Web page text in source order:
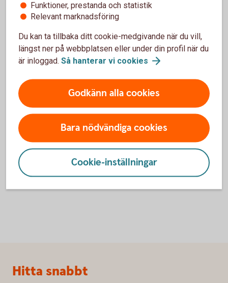
(både tid och pengar) på att se över kommunens
hantering av in- och utgående betalningar enklare, och
arbetet med reskontran och bokföring mindre.
Digitala tjänster
Nya lösningar som gör vardagen enklare för våra kunder
(och deras kunder) skapar framåtanda och bidrar till tillväxt.
BankID är en digital tjänst som ger kommuner och landsting
möjlighet att förenkla och förbättra kommunikationen med
kommuninvånarna – både privatpersoner och företag.
Funktioner, prestanda och statistik
Relevant marknadsföring
Du kan ta tillbaka ditt cookie-medgivande när du vill,
längst ner på webbplatsen eller under din profil när du
är inloggad. Så hanterar vi cookies
Godkänn alla cookies
Bara nödvändiga cookies
Cookie-inställningar
Sidfot
Hitta snabbt